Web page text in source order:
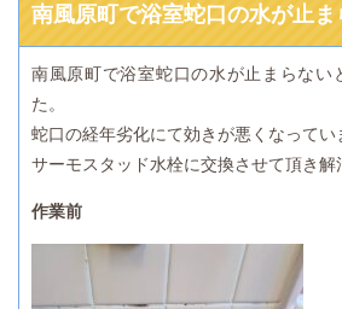
南風原町で浴室蛇口の水が止ま
南風原町で浴室蛇口の水が止まらない
た。
蛇口の経年劣化にて効きが悪くなってい
サーモスタッド水栓に交換させて頂き解
作業前